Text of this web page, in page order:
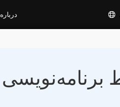
درباره